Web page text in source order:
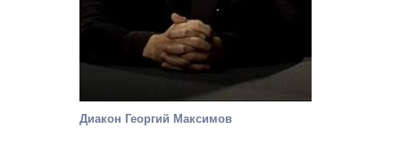
Диакон Георгий Максимов